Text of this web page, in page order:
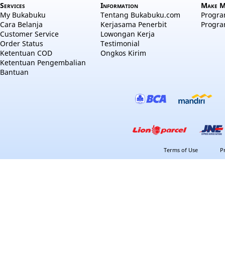
Services
My Bukabuku
Cara Belanja
Customer Service
Order Status
Ketentuan COD
Ketentuan Pengembalian
Bantuan
Information
Tentang Bukabuku.com
Kerjasama Penerbit
Lowongan Kerja
Testimonial
Ongkos Kirim
Make
Terms of Use